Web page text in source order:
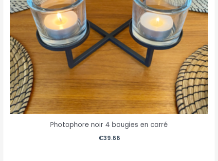
Photophore noir 4 bougies en carré
€39.66